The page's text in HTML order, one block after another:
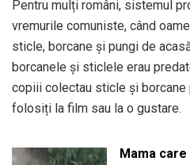
Pentru mulți români, sistemul
vremurile comuniste, când
sticle, borcane și pungi de
borcanele și sticlele erau
copiii colectau sticle și borcane
folosiți la film sau la o gustare.
Mama